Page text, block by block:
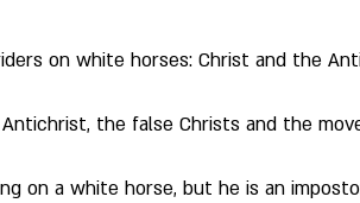
on white horses: Christ and the
the false Christs and the
on a white horse, but he is an